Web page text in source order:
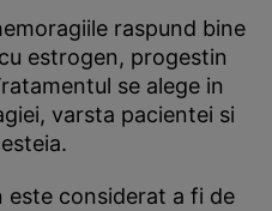
raspund bine
estrogen, progestin
se alege in
varsta pacientei si
este considerat a fi de